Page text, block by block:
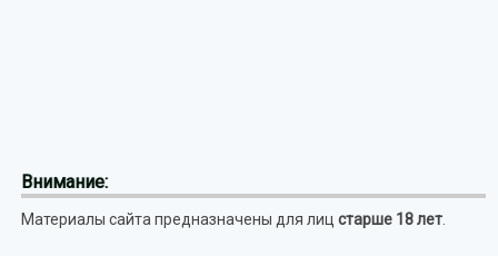
Внимание:
Материалы сайта предназначены для лицстарше 18 лет